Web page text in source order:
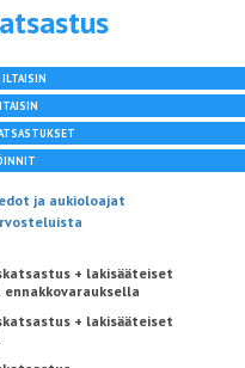
ILTAISIN
ja aukioloajat
+ lakisääteiset
+ lakisääteiset